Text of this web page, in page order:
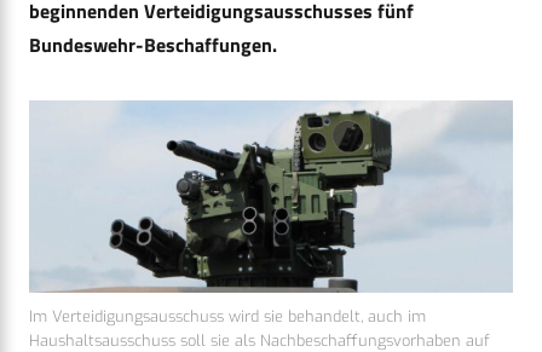
beginnenden Verteidigungsausschusses fünf
Bundeswehr-Beschaffungen.
Im Verteidigungsausschuss wird sie behandelt, auch im
Haushaltsausschuss soll sie als Nachbeschaffungsvorhaben auf